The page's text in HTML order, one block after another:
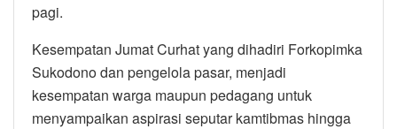
pagi.
Kesempatan Jumat Curhat yang dihadiri Forkopimka
Sukodono dan pengelola pasar, menjadi
kesempatan warga maupun pedagang untuk
menyampaikan aspirasi seputar kamtibmas hingga